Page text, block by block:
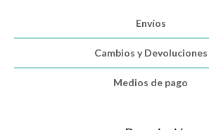
Envíos
Cambios y Devoluciones
Medios de pago